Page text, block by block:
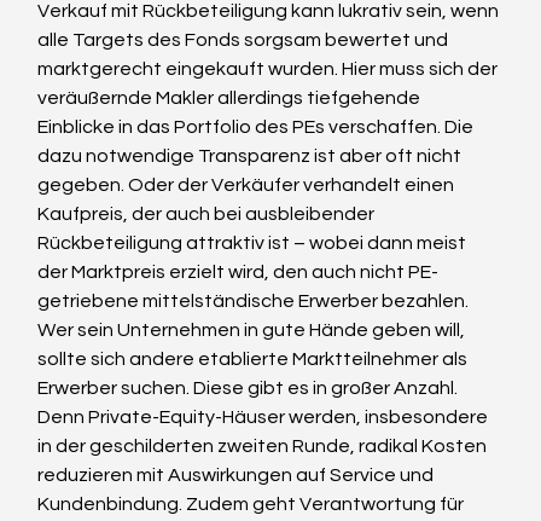
Verkauf mit Rückbeteiligung kann lukrativ sein, wenn
alle Targets des Fonds sorgsam bewertet und
marktgerecht eingekauft wurden. Hier muss sich der
veräußernde Makler allerdings tiefgehende
Einblicke in das Portfolio des PEs verschaffen. Die
dazu notwendige Transparenz ist aber oft nicht
gegeben. Oder der Verkäufer verhandelt einen
Kaufpreis, der auch bei ausbleibender
Rückbeteiligung attraktiv ist – wobei dann meist
der Marktpreis erzielt wird, den auch nicht PE-
getriebene mittelständische Erwerber bezahlen.
Wer sein Unternehmen in gute Hände geben will,
sollte sich andere etablierte Marktteilnehmer als
Erwerber suchen. Diese gibt es in großer Anzahl.
Denn Private-Equity-Häuser werden, insbesondere
in der geschilderten zweiten Runde, radikal Kosten
reduzieren mit Auswirkungen auf Service und
Kundenbindung. Zudem geht Verantwortung für